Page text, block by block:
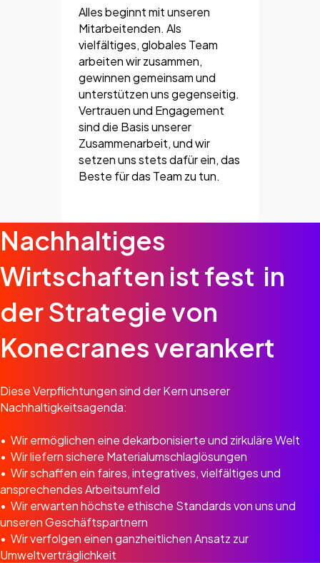
Alles beginnt mit unseren
Mitarbeitenden. Als
vielfältiges, globales Team
arbeiten wir zusammen,
gewinnen gemeinsam und
unterstützen uns gegenseitig.
Vertrauen und Engagement
sind die Basis unserer
Zusammenarbeit, und wir
setzen uns stets dafür ein, das
Beste für das Team zu tun.
Nachhaltiges
Wirtschaften ist fest in
der Strategie von
Konecranes verankert
Diese Verpflichtungen sind der Kern unserer
Nachhaltigkeitsagenda:
• Wir ermöglichen eine dekarbonisierte und zirkuläre Welt
• Wir liefern sichere Materialumschlaglösungen
• Wir schaffen ein faires, integratives, vielfältiges und
ansprechendes Arbeitsumfeld
• Wir erwarten höchste ethische Standards von uns und
unseren Geschäftspartnern
• Wir verfolgen einen ganzheitlichen Ansatz zur
Umweltverträglichkeit